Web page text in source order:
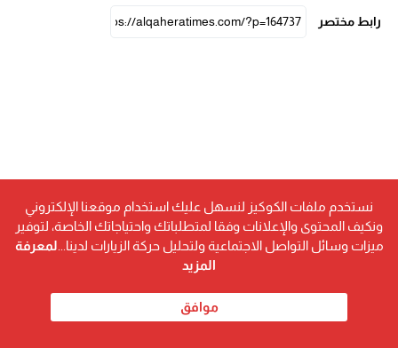
رابط مختصر
نستخدم ملفات الكوكيز لنسهل عليك استخدام موقعنا الإلكتروني
ونكيف المحتوى والإعلانات وفقا لمتطلباتك واحتياجاتك الخاصة، لتوفير
ميزات وسائل التواصل الاجتماعية ولتحليل حركة الزيارات لدينا... لمعرفة
المزيد
موافق